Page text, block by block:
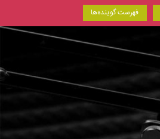
فهرست گوینده‌ها